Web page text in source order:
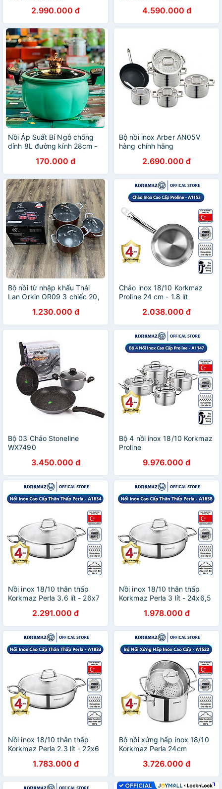
2.990.000 đ 4.590.000 đ
Nồi Áp Suất Bí Ngô chống
dính 8L đường kính 28cm -
Lẩu, Nấu Cơm Hàng nhập
khẩu TOPTIPOTENT POT
170.000 đ
Bộ nồi inox Arber AN05V
hàng chính hãng
2.690.000 đ
Bộ nồi từ nhập khẩu Thái
Lan Orkin OR09 3 chiếc 20,
phủ chống dính nano, hàng
chính hãng
1.230.000 đ
Chảo inox 18/10 Korkmaz
Proline 24 cm - 1.8 lít
2.038.000 đ
Bộ 03 Chảo Stoneline
WX7490
3.450.000 đ
Bộ 4 nồi inox 18/10 Korkmaz
Proline
9.976.000 đ
Nồi inox 18/10 thân thấp
Korkmaz Perla 3.6 lít - 26x7
2.291.000 đ
Nồi inox 18/10 thân thấp
Korkmaz Perla 3 lít - 24x6,5
1.978.000 đ
Nồi inox 18/10 thân thấp
Korkmaz Perla 2.3 lít - 22x6
1.783.000 đ
Bộ nồi xửng hấp inox 18/10
Korkmaz Perla 24cm
3.726.000 đ